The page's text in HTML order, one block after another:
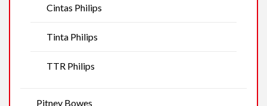
Cintas Philips
Tinta Philips
TTR Philips
Pitney Bowes